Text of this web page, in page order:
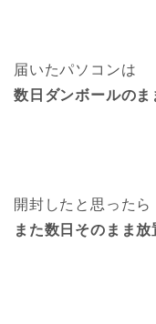
届いたパソコンは
数日ダンボールのま
開封したと思ったら
また数日そのまま放